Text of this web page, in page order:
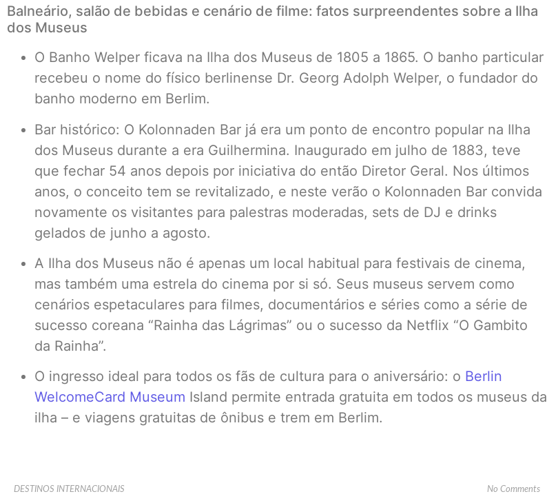
Balneário, salão de bebidas e cenário de filme: fatos surpreendentes sobre a Ilha
dos Museus
O Banho Welper ficava na Ilha dos Museus de 1805 a 1865. O banho particular
recebeu o nome do físico berlinense Dr. Georg Adolph Welper, o fundador do
banho moderno em Berlim.
Bar histórico: O Kolonnaden Bar já era um ponto de encontro popular na Ilha
dos Museus durante a era Guilhermina. Inaugurado em julho de 1883, teve
que fechar 54 anos depois por iniciativa do então Diretor Geral. Nos últimos
anos, o conceito tem se revitalizado, e neste verão o Kolonnaden Bar convida
novamente os visitantes para palestras moderadas, sets de DJ e drinks
gelados de junho a agosto.
A Ilha dos Museus não é apenas um local habitual para festivais de cinema,
mas também uma estrela do cinema por si só. Seus museus servem como
cenários espetaculares para filmes, documentários e séries como a série de
sucesso coreana “Rainha das Lágrimas” ou o sucesso da Netflix “O Gambito
da Rainha”.
O ingresso ideal para todos os fãs de cultura para o aniversário: o Berlin
WelcomeCard Museum Island permite entrada gratuita em todos os museus da
ilha – e viagens gratuitas de ônibus e trem em Berlim.
DESTINOS INTERNACIONAIS No Comments